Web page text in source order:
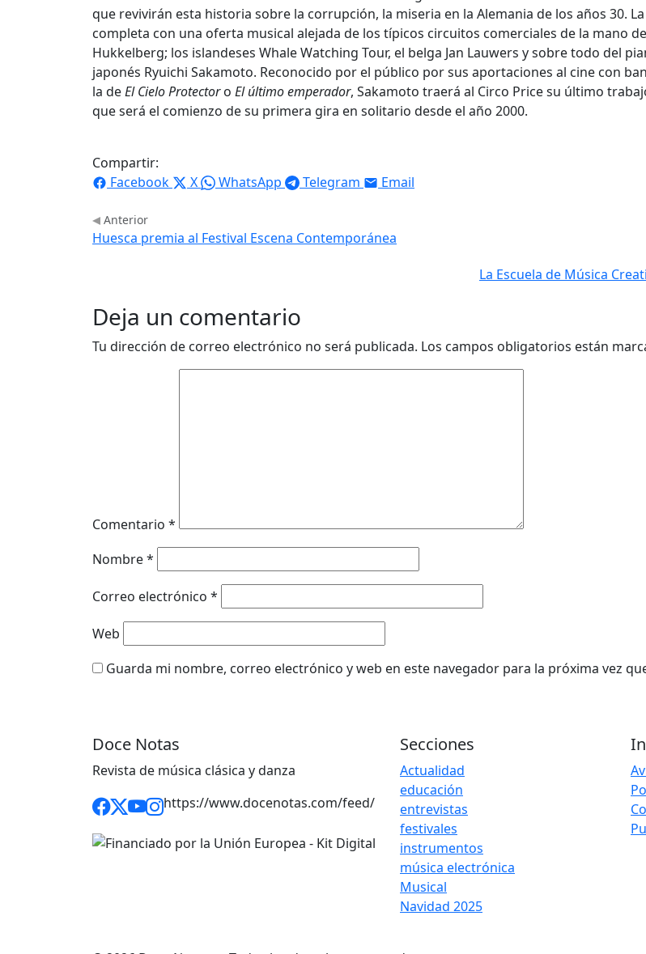
que revivirán esta historia sobre la corrupción, la miseria en la Alemania de los años 30.
completa con una oferta musical alejada de los típicos circuitos comerciales de la mano
Hukkelberg; los islandeses Whale Watching Tour, el belga Jan Lauwers y sobre todo del
japonés Ryuichi Sakamoto. Reconocido por el público por sus aportaciones al cine con
la deEl Cielo Protectoro El último emperador, Sakamoto traerá al Circo Price su último
que será el comienzo de su primera gira en solitario desde el año 2000.
Compartir:
Facebook
X WhatsApp Telegram Email
Anterior
Huesca premia al Festival Escena Contemporánea
La Escuela de Música
Deja un comentario
Tu dirección de correo electrónico no será publicada. Los campos obligatorios están
Comentario *
Nombre*
Correo electrónico *
Web
Guarda mi nombre, correo electrónico y web en este navegador para la próxima vez
Doce Notas
Revista de música clásica y danza
https://www.docenotas.com/feed/
Secciones
Actualidad
educación
entrevistas
festivales
instrumentos
música electrónica
Musical
Navidad 2025